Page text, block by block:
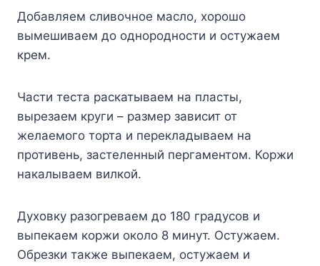
Добавляем сливочное масло, хорошо
вымешиваем до однородности и остужаем
крем.
Части теста раскатываем на пласты,
вырезаем круги – размер зависит от
желаемого торта и перекладываем на
противень, застеленный пергаментом. Коржи
накалываем вилкой.
Духовку разогреваем до 180 градусов и
выпекаем коржи около 8 минут. Остужаем.
Обрезки также выпекаем, остужаем и